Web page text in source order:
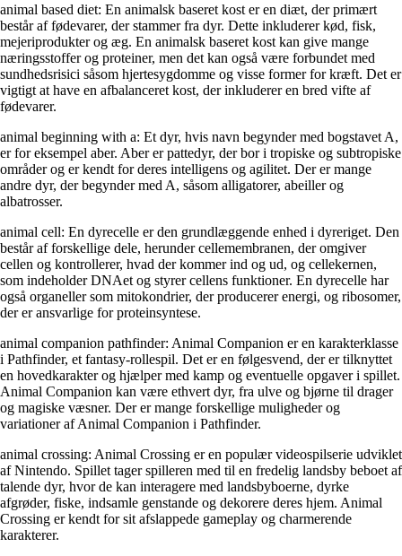
animal based diet: En animalsk baseret kost er en diæt, der primært
består af fødevarer, der stammer fra dyr. Dette inkluderer kød, fisk,
mejeriprodukter og æg. En animalsk baseret kost kan give mange
næringsstoffer og proteiner, men det kan også være forbundet med
sundhedsrisici såsom hjertesygdomme og visse former for kræft. Det er
vigtigt at have en afbalanceret kost, der inkluderer en bred vifte af
fødevarer.
animal beginning with a: Et dyr, hvis navn begynder med bogstavet A,
er for eksempel aber. Aber er pattedyr, der bor i tropiske og subtropiske
områder og er kendt for deres intelligens og agilitet. Der er mange
andre dyr, der begynder med A, såsom alligatorer, abeiller og
albatrosser.
animal cell: En dyrecelle er den grundlæggende enhed i dyreriget. Den
består af forskellige dele, herunder cellemembranen, der omgiver
cellen og kontrollerer, hvad der kommer ind og ud, og cellekernen,
som indeholder DNAet og styrer cellens funktioner. En dyrecelle har
også organeller som mitokondrier, der producerer energi, og ribosomer,
der er ansvarlige for proteinsyntese.
animal companion pathfinder: Animal Companion er en karakterklasse
i Pathfinder, et fantasy-rollespil. Det er en følgesvend, der er tilknyttet
en hovedkarakter og hjælper med kamp og eventuelle opgaver i spillet.
Animal Companion kan være ethvert dyr, fra ulve og bjørne til drager
og magiske væsner. Der er mange forskellige muligheder og
variationer af Animal Companion i Pathfinder.
animal crossing: Animal Crossing er en populær videospilserie udviklet
af Nintendo. Spillet tager spilleren med til en fredelig landsby beboet af
talende dyr, hvor de kan interagere med landsbyboerne, dyrke
afgrøder, fiske, indsamle genstande og dekorere deres hjem. Animal
Crossing er kendt for sit afslappede gameplay og charmerende
karakterer.